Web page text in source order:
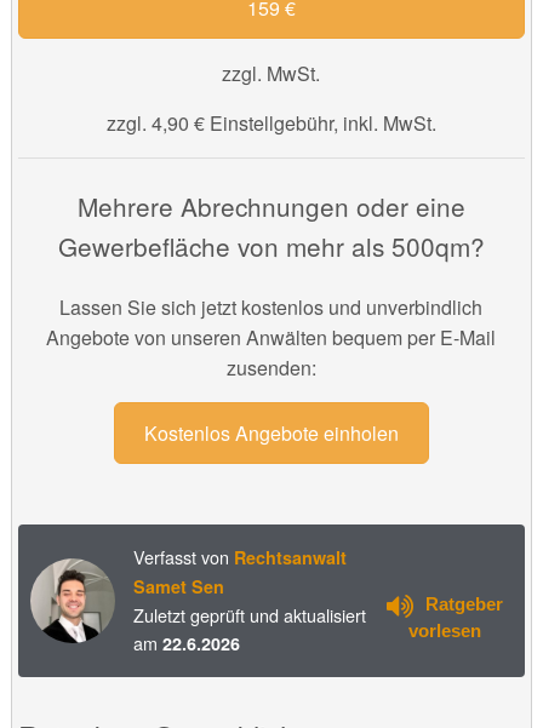
159 €
zzgl. MwSt.
zzgl. 4,90 € Einstellgebühr, inkl. MwSt.
Mehrere Abrechnungen oder eine
Gewerbefläche von mehr als 500qm?
Lassen Sie sich jetzt kostenlos und unverbindlich
Angebote von unseren Anwälten bequem per E-Mail
zusenden:
Kostenlos Angebote einholen
Verfasst von Rechtsanwalt
Samet Sen
Zuletzt geprüft und aktualisiert
am 22.6.2026
Ratgeber
vorlesen